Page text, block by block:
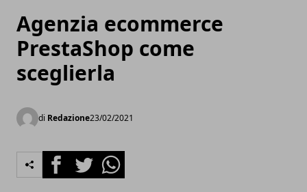
Agenzia ecommerce
PrestaShop come
sceglierla
di Redazione23/02/2021
FacebookTwitterWhatsapp